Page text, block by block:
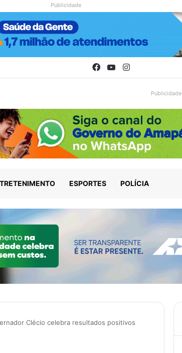
Publicidade
Facebook
YouTubeInstagram
Publicidade
ESPORTES POLÍCIA
Clécio celebra resultados positivos